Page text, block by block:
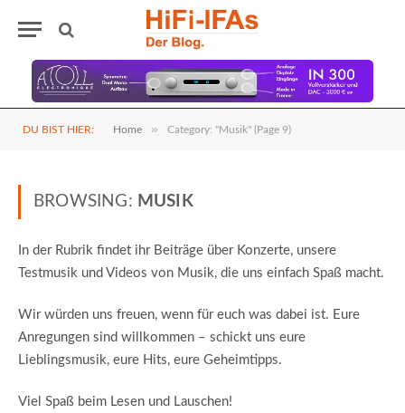
DU BIST HIER: Home » Category: "Musik" (Page 9)
BROWSING: MUSIK
In der Rubrik findet ihr Beiträge über Konzerte, unsere
Testmusik und Videos von Musik, die uns einfach Spaß macht.
Wir würden uns freuen, wenn für euch was dabei ist. Eure
Anregungen sind willkommen – schickt uns eure
Lieblingsmusik, eure Hits, eure Geheimtipps.
Viel Spaß beim Lesen und Lauschen!